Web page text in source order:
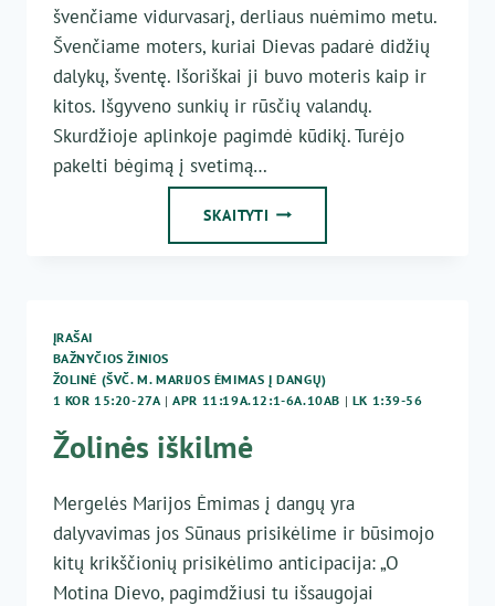
švenčiame vidurvasarį, derliaus nuėmimo metu.
Švenčiame moters, kuriai Dievas padarė didžių
dalykų, šventę. Išoriškai ji buvo moteris kaip ir
kitos. Išgyveno sunkių ir rūsčių valandų.
Skurdžioje aplinkoje pagimdė kūdikį. Turėjo
pakelti bėgimą į svetimą…
SKAITYTI MIRTIS
ĮRAŠAI
BAŽNYČIOS ŽINIOS
ŽOLINĖ (ŠVČ. M. MARIJOS ĖMIMAS Į DANGŲ)
1 KOR 15:20-27A |APR 11:19A.12:1-6A.10AB | LK 1:39-56
Žolinės iškilmė
Mergelės Marijos Ėmimas į dangų yra
dalyvavimas jos Sūnaus prisikėlime ir būsimojo
kitų krikščionių prisikėlimo anticipacija: „O
Motina Dievo, pagimdžiusi tu išsaugojai